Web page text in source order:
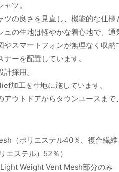
ツ。
の良さを見直し、機能的な仕様
の生地は軽やかな着心地で、通
スマートフォンが無理なく収納
ーを配置しています。
採用。
加工を生地に施しています。
ウトドアからタウンユースまで
（ポリエステル40％、複合繊
エステル）52％）
Weight Vent Mesh部分のみ